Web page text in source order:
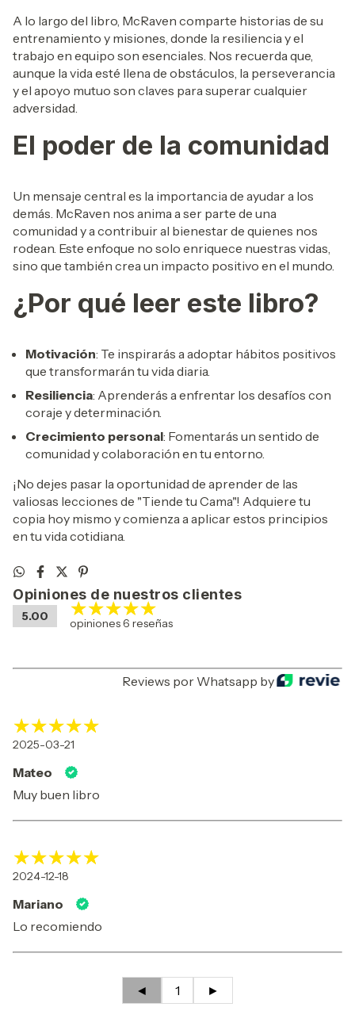
A lo largo del libro, McRaven comparte historias de su
entrenamiento y misiones, donde la resiliencia y el
trabajo en equipo son esenciales. Nos recuerda que,
aunque la vida esté llena de obstáculos, la perseverancia
y el apoyo mutuo son claves para superar cualquier
adversidad.
El poder de la comunidad
Un mensaje central es la importancia de ayudar a los
demás. McRaven nos anima a ser parte de una
comunidad y a contribuir al bienestar de quienes nos
rodean. Este enfoque no solo enriquece nuestras vidas,
sino que también crea un impacto positivo en el mundo.
¿Por qué leer este libro?
Motivación: Te inspirarás a adoptar hábitos positivos
que transformarán tu vida diaria.
Resiliencia: Aprenderás a enfrentar los desafíos con
coraje y determinación.
Crecimiento personal: Fomentarás un sentido de
comunidad y colaboración en tu entorno.
¡No dejes pasar la oportunidad de aprender de las
valiosas lecciones de "Tiende tu Cama"! Adquiere tu
copia hoy mismo y comienza a aplicar estos principios
en tu vida cotidiana.
Opiniones de nuestros clientes
5.00 opiniones 6 reseñas
Reviews por Whatsapp by
2025-03-21
Mateo
Muy buen libro
2024-12-18
Mariano
Lo recomiendo
◄ 1 ►